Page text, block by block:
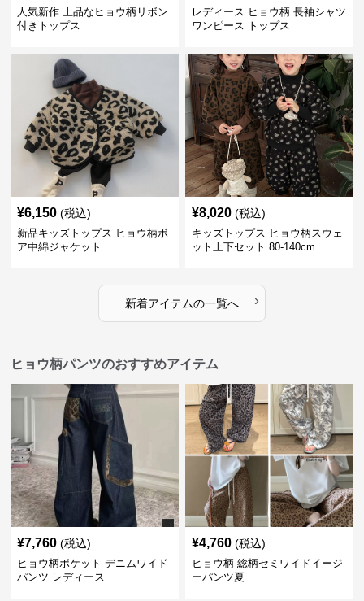
人気新作 上品なヒョウ柄リボン
付きトップス
レディース ヒョウ柄 長袖シャツ
ワンピース トップス
¥6,150 (税込)
新品キッズトップス ヒョウ柄ボ
ア中綿ジャケット
¥8,020 (税込)
キッズトップス ヒョウ柄スウェ
ット上下セット 80-140cm
新着アイテムの一覧へ ›
ヒョウ柄パンツのおすすめアイテム
¥7,760 (税込)
ヒョウ柄ポケット デニムワイド
パンツ レディース
¥4,760 (税込)
ヒョウ柄 総柄セミワイドイージ
ーパンツ夏